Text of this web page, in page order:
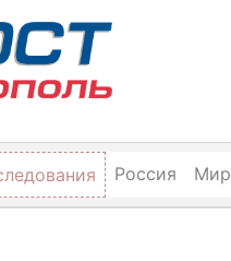
Россия Мир